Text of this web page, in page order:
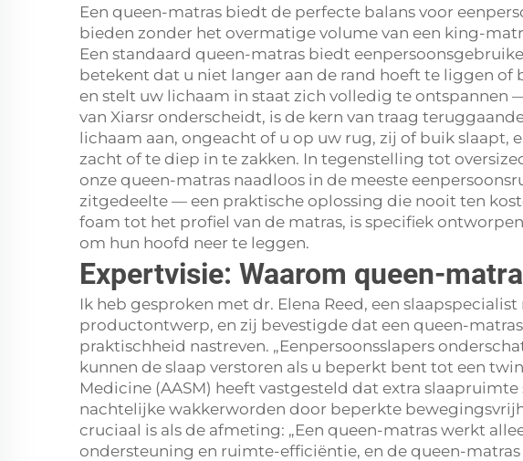
Een queen-matras biedt de perfecte balans voor
bieden zonder het overmatige volume van een king-
Een standaard queen-matras biedt
betekent dat u niet langer aan de rand hoeft te liggen
en stelt uw lichaam in staat zich volledig te
van Xiarsr onderscheidt, is de kern van traag
lichaam aan, ongeacht of u op uw rug, zij of buik
zacht of te diep in te zakken. In tegenstelling tot
onze queen-matras naadloos in de meeste
zitgedeelte — een praktische oplossing die nooit ten
foam tot het profiel van de matras, is specifiek
om hun hoofd neer te leggen.
Expertvisie: Waarom queen-
Ik heb gesproken met dr. Elena Reed, een
productontwerp, en zij bevestigde dat een queen-
praktischheid nastreven. „Eenpersoonsslapers
kunnen de slaap verstoren als u beperkt bent tot een
Medicine (AASM) heeft vastgesteld dat extra
nachtelijke wakkerworden door beperkte
cruciaal is als de afmeting: „Een queen-matras werkt
ondersteuning en ruimte-efficiëntie, en de queen-